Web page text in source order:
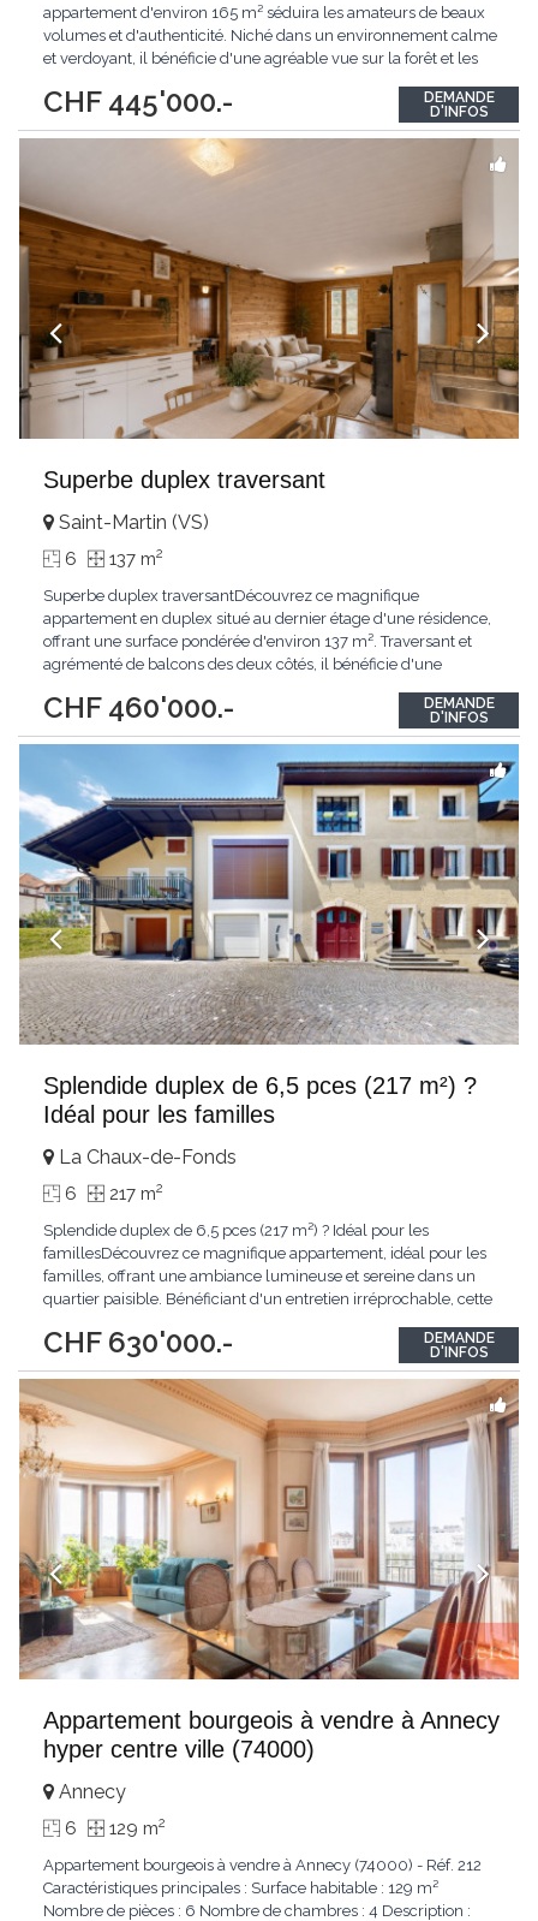
CHF 445'000.-
appartement d'environ 165 m² séduira les amateurs de beaux
volumes et d'authenticité. Niché dans un environnement calme
et verdoyant, il bénéficie d'une agréable vue sur la forêt et les
coeur du Jura vaudois.Ce bien propose de généreux espaces de
vie ainsi qu'un fort potentiel...
DEMANDE
D'INFOS
Superbe duplex traversant
CHF 460'000.-
Saint-Martin (VS)
6 137 m2
Superbe duplex traversantDécouvrez ce magnifique
appartement en duplex situé au dernier étage d'une résidence,
offrant une surface pondérée d'environ 137 m². Traversant et
agrémenté de balcons des deux côtés, il bénéficie d'une
sur deux niveaux, ce bien séduit par sa configuration unique et
son important potentiel d'aménagement....
DEMANDE
D'INFOS
Splendide duplex de 6,5 pces (217 m²) ?
Idéal pour les familles
CHF 630'000.-
La Chaux-de-Fonds
6 217 m2
Splendide duplex de 6,5 pces (217 m²) ? Idéal pour les
famillesDécouvrez ce magnifique appartement, idéal pour les
familles, offrant une ambiance lumineuse et sereine dans un
quartier paisible. Bénéficiant d'un entretien irréprochable, cette
commodités essentielles.Avec ses 217 m² de surface habitable
répartis sur deux niveaux,...
DEMANDE
D'INFOS
Appartement bourgeois à vendre à Annecy
hyper centre ville (74000)
Annecy
6 129 m2
Appartement bourgeois à vendre à Annecy (74000) - Réf. 212
Caractéristiques principales : Surface habitable : 129 m²
Nombre de pièces : 6 Nombre de chambres : 4 Description :